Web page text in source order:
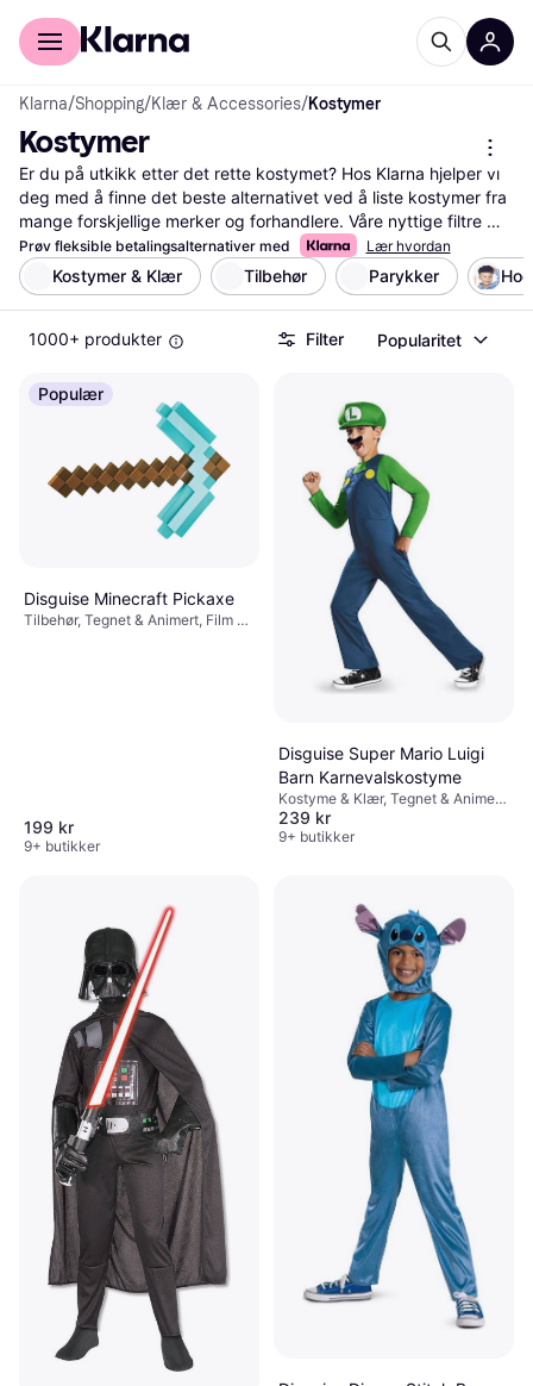
For kunder
Klarna/Shopping/Klær & Accessories/Kostymer
Kostymer
Er du på utkikk etter det rette kostymet? Hos Klarna hjelper vi
deg med å finne det beste alternativet ved å liste kostymer fra
mange forskjellige merker og forhandlere. Våre nyttige filtre
gjør det enkelt for deg å sortere etter tema, størrelse eller pris,
slik at du raskt finner et kostyme som passer dine ønsker og
budsjett. Du kan også lese brukeranmeldelser for å få innsikt i
hva andre synes om de ulike kostymene. Dette gir deg en
bedre forståelse av kvalitet og passform før du tar en
du får mest verdi for pengene. Start her for å finne ditt neste
kostyme og gjør deg klar for din neste fest eller event!
Les mer om kostymer her
Prøv fleksible betalingsalternativer med Lær hvordan
Kostymer & Klær Tilbehør Parykker
1000+ produkter Filter Popularitet
Populær
Disguise Minecraft Pickaxe
Tilbehør, Tegnet & Animert, Film &
199 kr
9+ butikker
Disguise Super Mario Luigi
Barn Karnevalskostyme
Kostyme & Klær, Tegnet & Animert,
Film & TV, Spill & Leker, Annen
Film & TV
239 kr
9+ butikker